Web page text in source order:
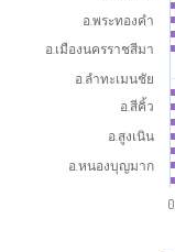
อ.พระทองคำ
อ.เมืองนครราชสีมา
อ.ลำทะเมนชัย
อ.สีคิ้ว
อ.สูงเนิน
อ.หนองบุญมาก
0